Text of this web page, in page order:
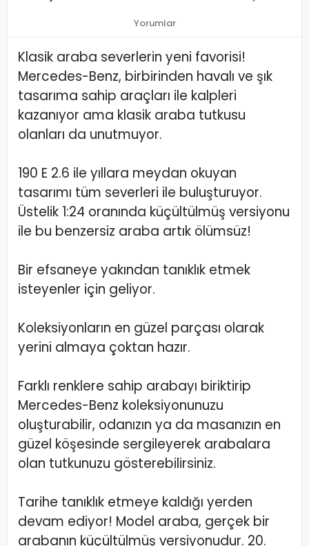
Yorumlar
Klasik araba severlerin yeni favorisi!
Mercedes-Benz, birbirinden havalı ve şık
tasarıma sahip araçları ile kalpleri
kazanıyor ama klasik araba tutkusu
olanları da unutmuyor.
190 E 2.6 ile yıllara meydan okuyan
tasarımı tüm severleri ile buluşturuyor.
Üstelik 1:24 oranında küçültülmüş versiyonu
ile bu benzersiz araba artık ölümsüz!
Bir efsaneye yakından tanıklık etmek
isteyenler için geliyor.
Koleksiyonların en güzel parçası olarak
yerini almaya çoktan hazır.
Farklı renklere sahip arabayı biriktirip
Mercedes-Benz koleksiyonunuzu
oluşturabilir, odanızın ya da masanızın en
güzel köşesinde sergileyerek arabalara
olan tutkunuzu gösterebilirsiniz.
Tarihe tanıklık etmeye kaldığı yerden
devam ediyor! Model araba, gerçek bir
arabanın küçültülmüş versiyonudur. 20.